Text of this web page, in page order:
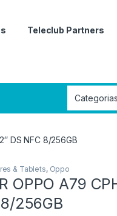
Teleclub Partners
DS NFC 8/256GB
& Tablets, Oppo
OPPO A79
256GB